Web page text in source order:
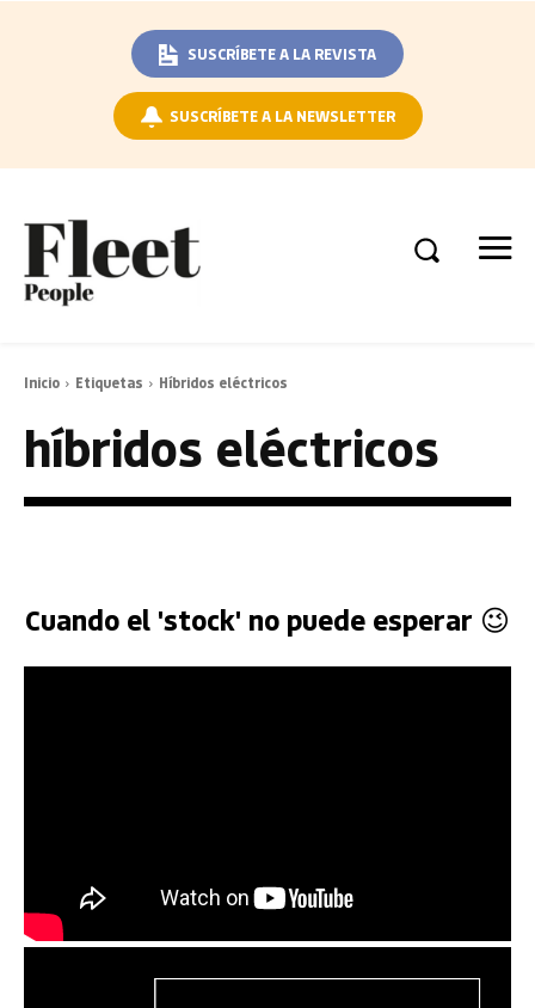
SUSCRÍBETE A LA REVISTA
SUSCRÍBETE A LA NEWSLETTER
Inicio Etiquetas Híbridos eléctricos
híbridos eléctricos
Cuando el 'stock' no puede esperar 😉